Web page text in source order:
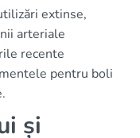
extinse,
arteriale
recente
pentru boli
și